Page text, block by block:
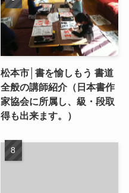
松本市│書を愉しもう 書道
全般の講師紹介（日本書作
家協会に所属し、級・段取
得も出来ます。）